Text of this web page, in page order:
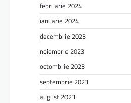
februarie 2024
ianuarie 2024
decembrie 2023
noiembrie 2023
octombrie 2023
septembrie 2023
august 2023